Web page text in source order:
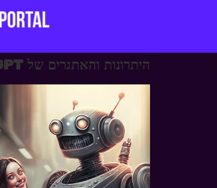
היתרונות והאתגרים של ChatGPT בתחום הגיוס, מיתוג מעסיק וסורסינג